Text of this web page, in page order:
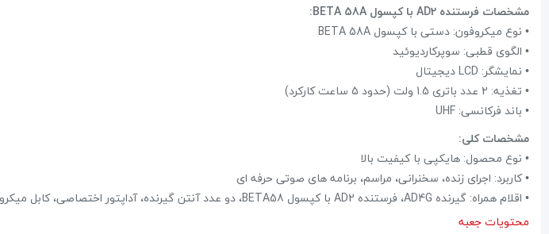
مشخصات فرستنده AD2 با کپسول BETA 58A:
• نوع میکروفون: دستی با کپسول BETA 58A
• الگوی قطبی: سوپرکاردیوئید
• نمایشگر: LCD دیجیتال
• تغذیه: 2 عدد باتری 1.5 ولت (حدود 5 ساعت کارکرد)
• باند فرکانسی: UHF
مشخصات کلی:
• نوع محصول: هایکپی با کیفیت بالا
• کاربرد: اجرای زنده، سخنرانی، مراسم، برنامه های صوتی حرفه ای
• اقلام همراه: گیرنده AD4G، فرستنده AD2 با کپسول BETA58، دو عدد آنتن گیرنده، آداپتور اختصاصی، کابل میکروفون دو سر TS، دفترچه راهنما
محتویات جعبه